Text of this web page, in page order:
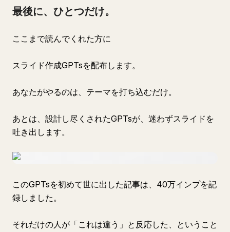
最後に、ひとつだけ。
ここまで読んでくれた方に
スライド作成GPTsを配布します。
あなたがやるのは、テーマを打ち込むだけ。
あとは、設計し尽くされたGPTsが、迷わずスライドを
吐き出します。
このGPTsを初めて世に出した記事は、40万インプを記
録しました。
それだけの人が「これは違う」と反応した、ということ